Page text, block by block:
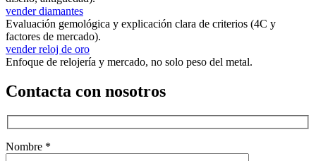
vender diamantes
Evaluación gemológica y explicación clara de criterios (4C y
factores de mercado).
vender reloj de oro
Enfoque de relojería y mercado, no solo peso del metal.
Contacta con nosotros
Nombre *